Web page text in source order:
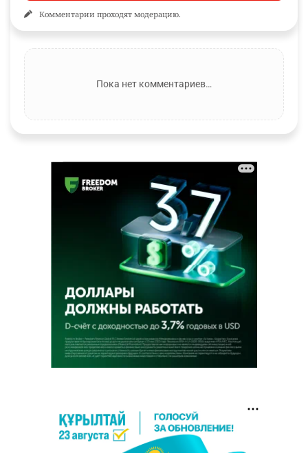
Комментарии проходят модерацию.
Пока нет комментариев…